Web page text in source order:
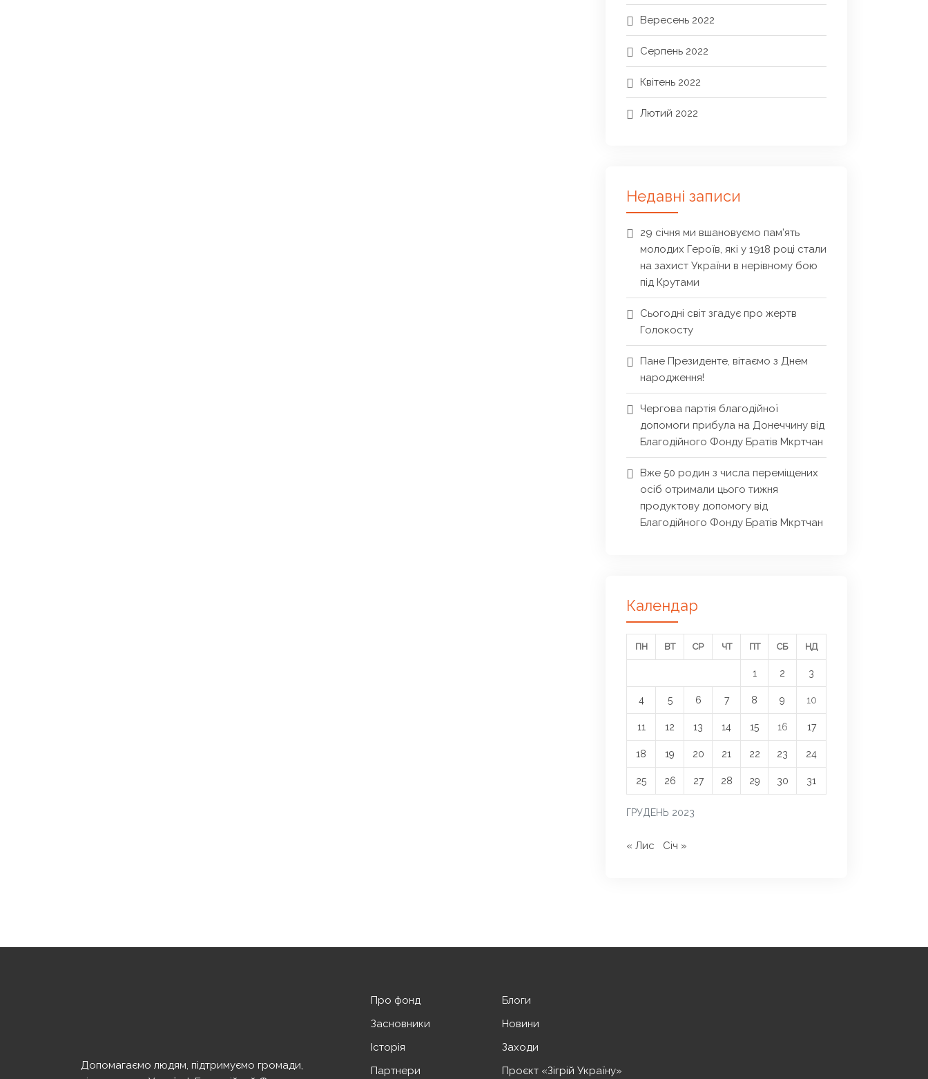
Вересень 2022
Серпень 2022
Квітень 2022
Лютий 2022
Недавні записи
29 січня ми вшановуємо пам’ять
молодих Героїв, які у 1918 році стали
на захист України в нерівному бою
під Крутами
Сьогодні світ згадує про жертв
Голокосту
Пане Президенте, вітаємо з Днем
народження!
Чергова партія благодійної
допомоги прибула на Донеччину від
Благодійного Фонду Братів Мкртчан
Вже 50 родин з числа переміщених
осіб отримали цього тижня
продуктову допомогу від
Благодійного Фонду Братів Мкртчан
Календар
ГРУДЕНЬ 2023
ПН ВТ СР ЧТ ПТ СБ НД
1 2 3
4 5 6 7 8 9 10
11 12 13 14 15 16 17
18 19 20 21 22 23 24
25 26 27 28 29 30 31
« Лис Січ »
Допомагаємо людям, підтримуємо громади,
Про фонд
Засновники
Історія
Партнери
Блоги
Новини
Заходи
Проєкт «Зігрій Україну»